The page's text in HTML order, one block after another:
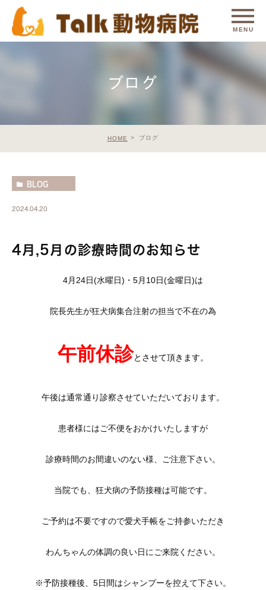
ブログ
HOME ブログ
BLOG
2024.04.20
4月,5月の診療時間のお知らせ
4月24日(水曜日)・5月10日(金曜日)は
院長先生が狂犬病集合注射の担当で不在の為
午前休診とさせて頂きます。
午後は通常通り診察させていただいております。
患者様にはご不便をおかけいたしますが
診療時間のお間違いのない様、ご注意下さい。
当院でも、狂犬病の予防接種は可能です。
ご予約は不要ですので愛犬手帳をご持参いただき
わんちゃんの体調の良い日にご来院ください。
※予防接種後、5日間はシャンプーを控えて下さい。